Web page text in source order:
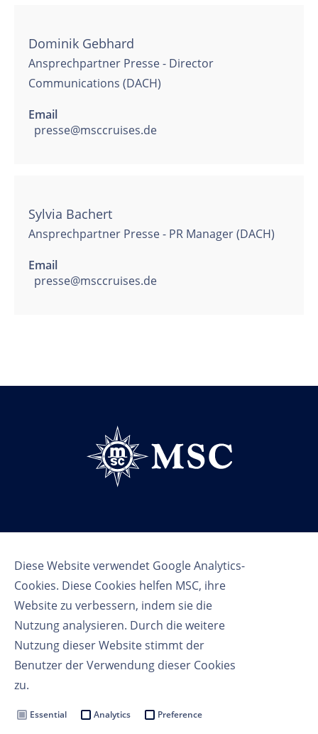
Diese Website verwendet Google Analytics-
Cookies. Diese Cookies helfen MSC, ihre
Website zu verbessern, indem sie die
Nutzung analysieren. Durch die weitere
Nutzung dieser Website stimmt der
Benutzer der Verwendung dieser Cookies
zu.
Essential Analytics Preference
Dominik Gebhard
Ansprechpartner Presse - Director
Communications (DACH)
Email
presse@msccruises.de
Sylvia Bachert
Ansprechpartner Presse - PR Manager (DACH)
Email
presse@msccruises.de
Follow us
Nutzungsbedingungen
Cookie Settings